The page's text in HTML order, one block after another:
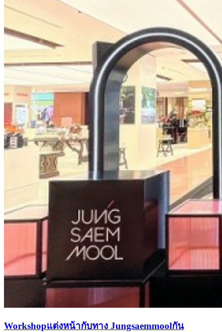
Workshopแต่งหน้ากับทาง Jungsaemmoolกัน